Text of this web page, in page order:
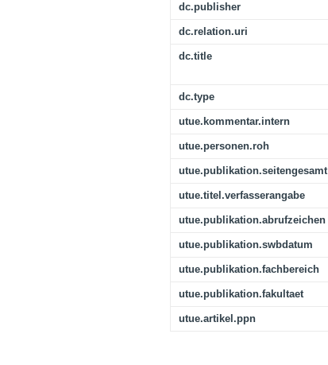
dc.publisher
dc.relation.uri
dc.title
dc.type
utue.kommentar.intern
utue.personen.roh
utue.publikation.seitengesamt
utue.titel.verfasserangabe
utue.publikation.abrufzeichen
utue.publikation.swbdatum
utue.publikation.fachbereich
utue.publikation.fakultaet
utue.artikel.ppn